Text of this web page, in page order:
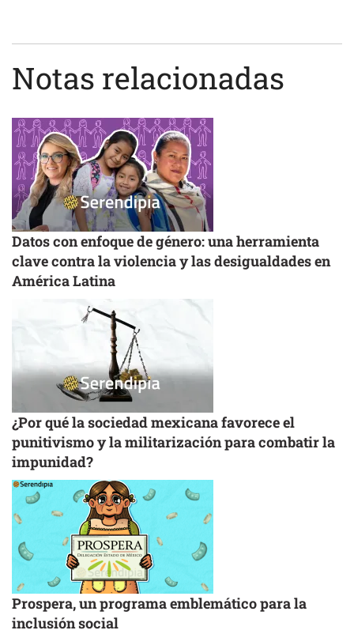
Notas relacionadas
Datos con enfoque de género: una herramienta
clave contra la violencia y las desigualdades en
América Latina
¿Por qué la sociedad mexicana favorece el
punitivismo y la militarización para combatir la
impunidad?
Prospera, un programa emblemático para la
inclusión social